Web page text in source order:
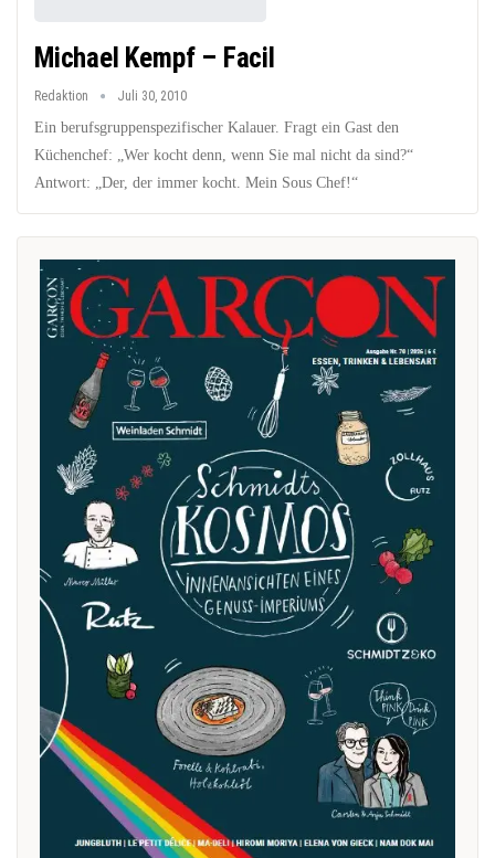
Michael Kempf – Facil
Redaktion Juli 30, 2010
Ein berufsgruppenspezifischer Kalauer. Fragt ein Gast den
Küchenchef: „Wer kocht denn, wenn Sie mal nicht da sind?“
Antwort: „Der, der immer kocht. Mein Sous Chef!“